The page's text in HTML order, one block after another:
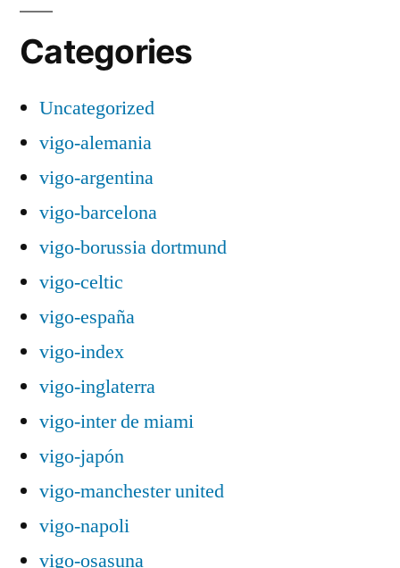
Categories
Uncategorized
vigo-alemania
vigo-argentina
vigo-barcelona
vigo-borussia dortmund
vigo-celtic
vigo-españa
vigo-index
vigo-inglaterra
vigo-inter de miami
vigo-japón
vigo-manchester united
vigo-napoli
vigo-osasuna